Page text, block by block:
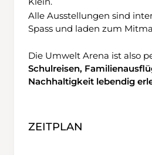
Alle Ausstellungen sind
Spass und laden zum
Die Umwelt Arena ist also
Schulreisen,
Nachhaltigkeit lebendig
ZEITPLAN